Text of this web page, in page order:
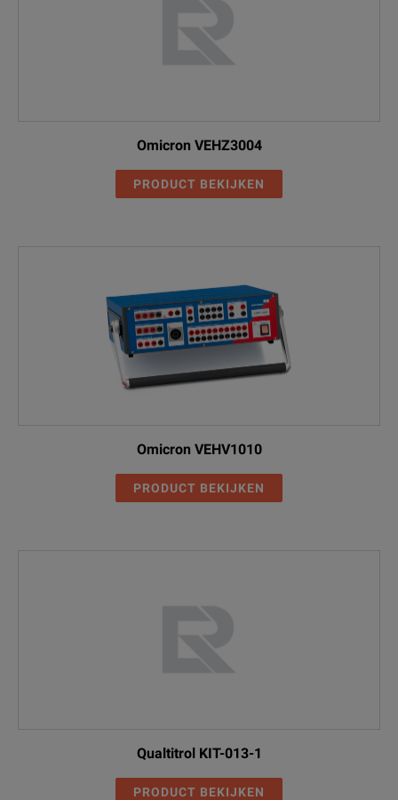
Omicron VEHZ3004
PRODUCT BEKIJKEN
Omicron VEHV1010
PRODUCT BEKIJKEN
Qualtitrol KIT-013-1
PRODUCT BEKIJKEN